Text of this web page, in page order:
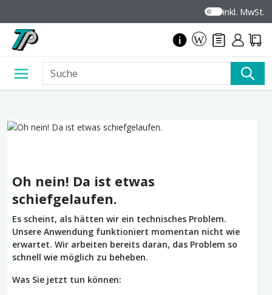
inkl. MwSt.
Oh nein! Da ist etwas
schiefgelaufen.
Es scheint, als hätten wir ein technisches Problem.
Unsere Anwendung funktioniert momentan nicht wie
erwartet. Wir arbeiten bereits daran, das Problem so
schnell wie möglich zu beheben.
Was Sie jetzt tun können: